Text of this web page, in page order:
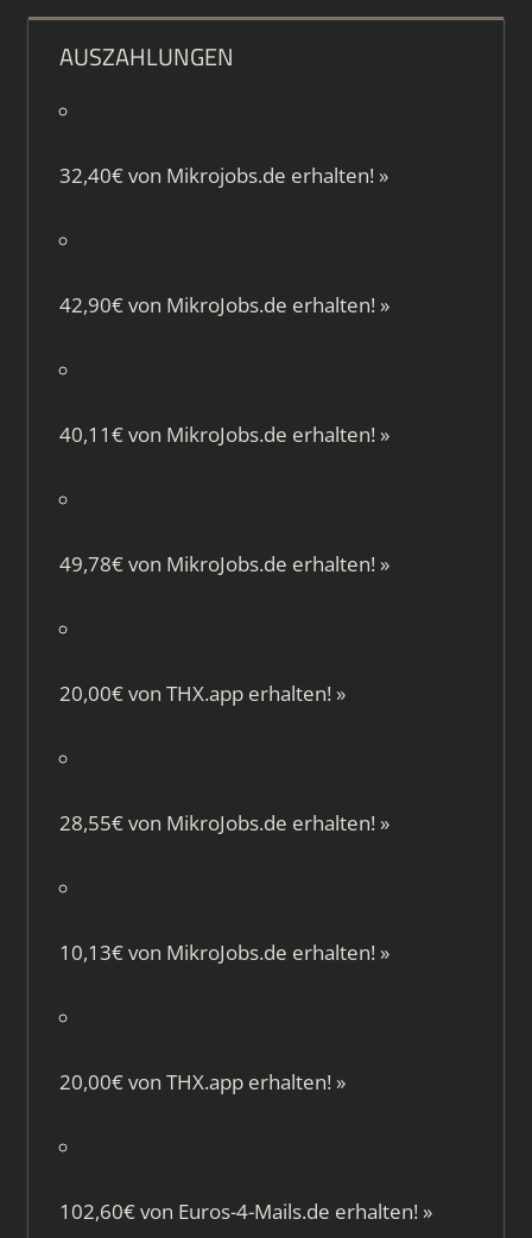
AUSZAHLUNGEN
32,40€ von Mikrojobs.de erhalten! »
42,90€ von MikroJobs.de erhalten! »
40,11€ von MikroJobs.de erhalten! »
49,78€ von MikroJobs.de erhalten! »
20,00€ von THX.apperhalten! »
28,55€ von MikroJobs.de erhalten! »
10,13€ von MikroJobs.de erhalten! »
20,00€ von THX.apperhalten! »
102,60€ von Euros-4-Mails.de erhalten! »